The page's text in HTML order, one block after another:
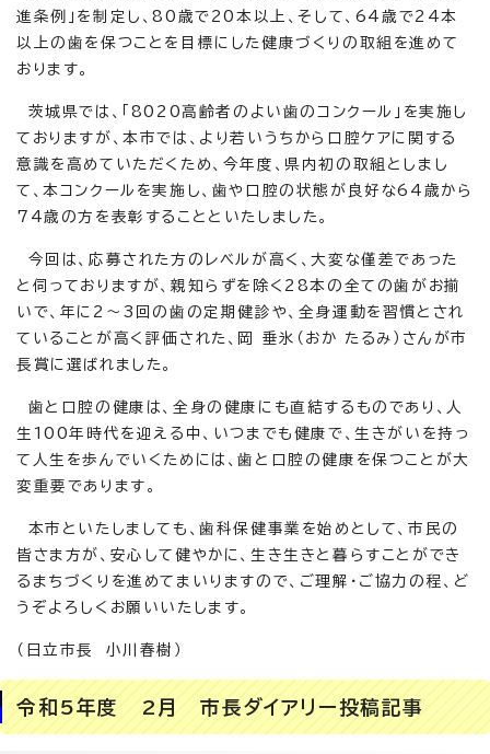
進条例」を制定し、80歳で20本以上、そして、64歳で24本
以上の歯を保つことを目標にした健康づくりの取組を進めて
おります。
茨城県では、「8020高齢者のよい歯のコンクール」を実施し
ておりますが、本市では、より若いうちから口腔ケアに関する
意識を高めていただくため、今年度、県内初の取組としまし
て、本コンクールを実施し、歯や口腔の状態が良好な64歳から
74歳の方を表彰することといたしました。
今回は、応募された方のレベルが高く、大変な僅差であった
と伺っておりますが、親知らずを除く28本の全ての歯がお揃
いで、年に2～3回の歯の定期健診や、全身運動を習慣とされ
ていることが高く評価された、岡 垂氷（おか たるみ）さんが市
長賞に選ばれました。
歯と口腔の健康は、全身の健康にも直結するものであり、人
生100年時代を迎える中、いつまでも健康で、生きがいを持っ
て人生を歩んでいくためには、歯と口腔の健康を保つことが大
変重要であります。
本市といたしましても、歯科保健事業を始めとして、市民の
皆さま方が、安心して健やかに、生き生きと暮らすことができ
るまちづくりを進めてまいりますので、ご理解・ご協力の程、ど
うぞよろしくお願いいたします。
（日立市長 小川春樹）
令和5年度 2月 市長ダイアリー投稿記事